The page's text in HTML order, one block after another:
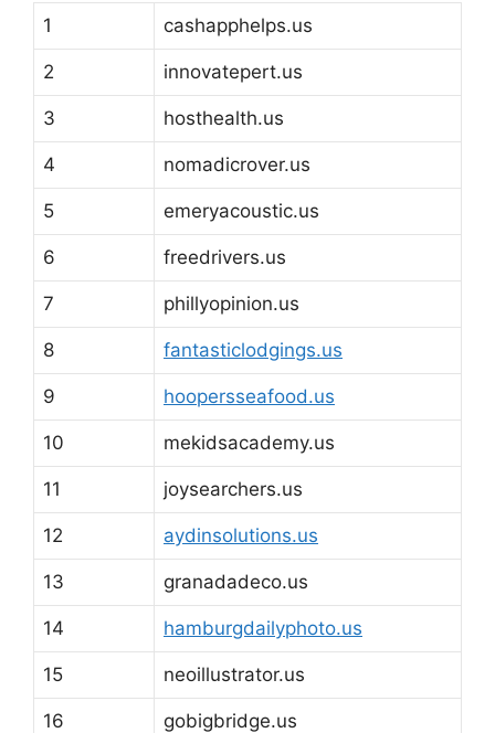
1 cashapphelps.us
2 innovatepert.us
3 hosthealth.us
4 nomadicrover.us
5 emeryacoustic.us
6 freedrivers.us
7 phillyopinion.us
8 fantasticlodgings.us
9 hoopersseafood.us
10 mekidsacademy.us
11 joysearchers.us
12 aydinsolutions.us
13 granadadeco.us
14 hamburgdailyphoto.us
15 neoillustrator.us
16 gobigbridge.us